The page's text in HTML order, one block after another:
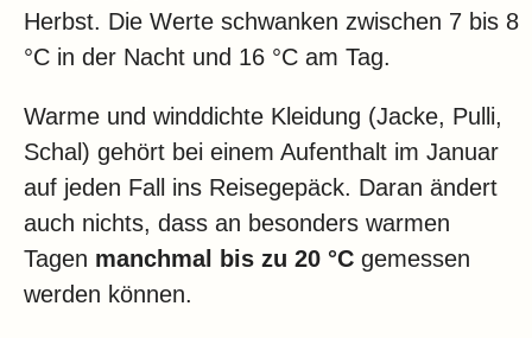
Herbst. Die Werte schwanken zwischen 7 bis 8
°C in der Nacht und 16 °C am Tag.
Warme und winddichte Kleidung (Jacke, Pulli,
Schal) gehört bei einem Aufenthalt im Januar
auf jeden Fall ins Reisegepäck. Daran ändert
auch nichts, dass an besonders warmen
Tagen manchmal bis zu 20 °C gemessen
werden können.